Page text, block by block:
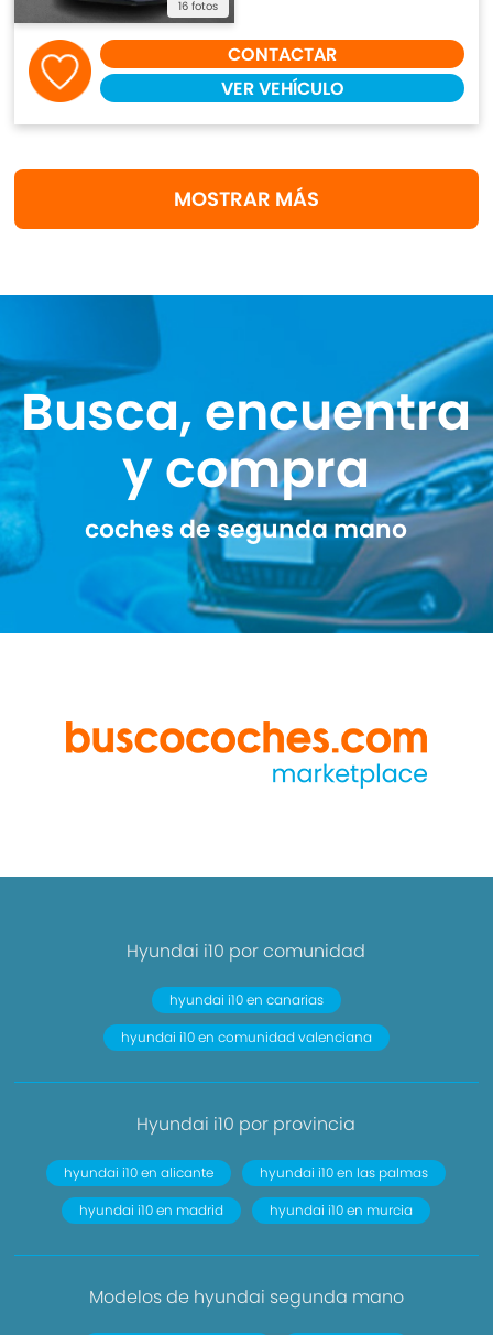
16 fotos
CONTACTAR
VER VEHÍCULO
MOSTRAR MÁS
Busca, encuentra
y compra
coches de segunda mano
Hyundai i10 por comunidad
hyundai i10 en canarias
hyundai i10 en comunidad valenciana
Hyundai i10 por provincia
hyundai i10 en alicante
hyundai i10 en las palmas
hyundai i10 en madrid
hyundai i10 en murcia
Modelos de hyundai segunda mano